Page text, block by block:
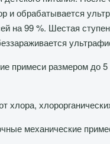
и обрабатывается
на 99 %. Шестая
примеси размером до 5
механические